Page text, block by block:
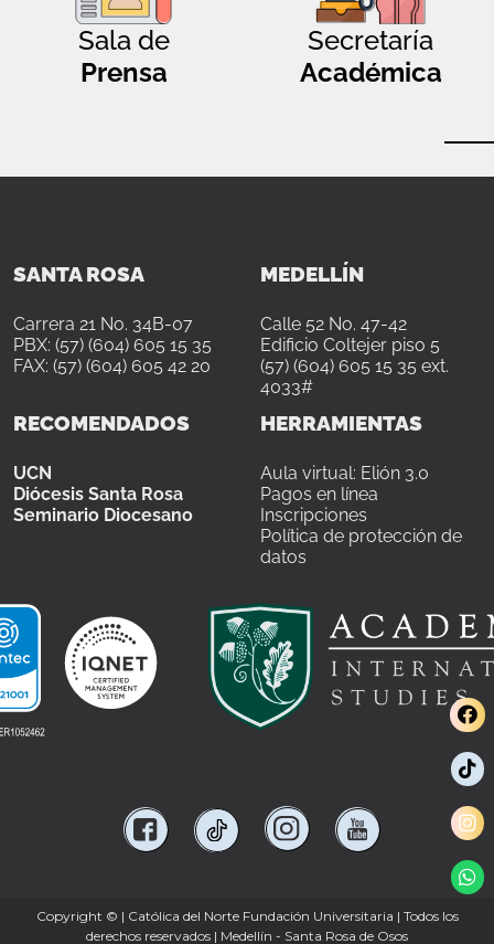
Sala de
Prensa
Secretaría
Académica
SANTA ROSA
Carrera 21 No. 34B-07
PBX: (57) (604) 605 15 35
FAX: (57) (604) 605 42 20
MEDELLÍN
Calle 52 No. 47-42
Edificio Coltejer piso 5
(57) (604) 605 15 35 ext.
4033#
RECOMENDADOS
UCN
Diócesis Santa Rosa
Seminario Diocesano
HERRAMIENTAS
Aula virtual: Elión 3.0
Pagos en línea
Inscripciones
Política de protección de
datos
Copyright © | Católica del Norte Fundación Universitaria | Todos los
derechos reservados | Medellín - Santa Rosa de Osos